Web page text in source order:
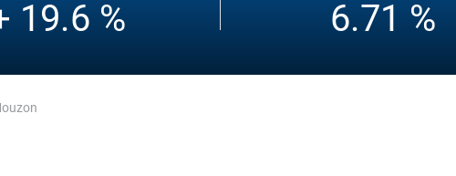
19.6 % 6.71 %